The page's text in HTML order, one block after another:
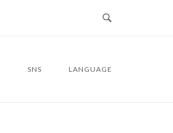
SNS LANGUAGE